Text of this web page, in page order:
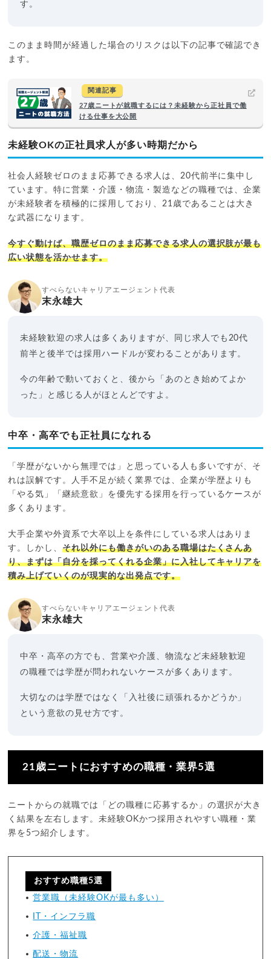
す。
このまま時間が経過した場合のリスクは以下の記事で確認でき
ます。
関連記事
27歳ニートが就職するには？未経験から正社員で働
ける仕事を大公開
未経験OKの正社員求人が多い時期だから
社会人経験ゼロのまま応募できる求人は、20代前半に集中し
ています。特に営業・介護・物流・製造などの職種では、企業
が未経験者を積極的に採用しており、21歳であることは大き
な武器になります。
今すぐ動けば、職歴ゼロのまま応募できる求人の選択肢が最も
広い状態を活かせます。
すべらないキャリアエージェント代表
末永雄大
未経験歓迎の求人は多くありますが、同じ求人でも20代
前半と後半では採用ハードルが変わることがあります。
今の年齢で動いておくと、後から「あのとき始めてよか
った」と感じる人がほとんどですよ。
中卒・高卒でも正社員になれる
「学歴がないから無理では」と思っている人も多いですが、そ
れは誤解です。人手不足が続く業界では、企業が学歴よりも
「やる気」「継続意欲」を優先する採用を行っているケースが
多くあります。
大手企業や外資系で大卒以上を条件にしている求人はありま
す。しかし、それ以外にも働きがいのある職場はたくさんあ
り、まずは「自分を採ってくれる企業」に入社してキャリアを
積み上げていくのが現実的な出発点です。
すべらないキャリアエージェント代表
末永雄大
中卒・高卒の方でも、営業や介護、物流など未経験歓迎
の職種では学歴が問われないケースが多くあります。
大切なのは学歴ではなく「入社後に頑張れるかどうか」
という意欲の見せ方です。
21歳ニートにおすすめの職種・業界5選
ニートからの就職では「どの職種に応募するか」の選択が大き
く結果を左右します。未経験OKかつ採用されやすい職種・業
界を5つ紹介します。
おすすめ職種5選
営業職（未経験OKが最も多い）
IT・インフラ職
介護・福祉職
配送・物流